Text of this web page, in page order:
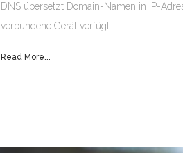
DNS übersetzt Domain-Namen in IP-
verbundene Gerät verfügt
Read More...